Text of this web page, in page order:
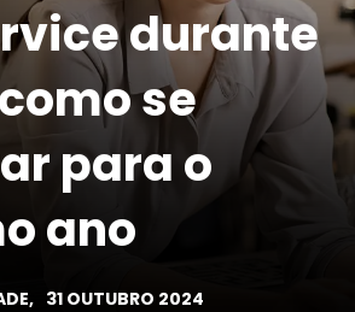
durante
se
para o
ano
31 OUTUBRO 2024